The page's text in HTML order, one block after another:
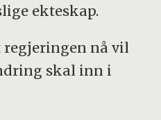
ekteskap.
nå vil
skal inn i